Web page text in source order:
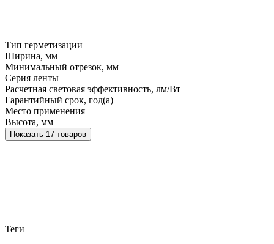
Тип герметизации
Ширина, мм
Минимальный отрезок, мм
Серия ленты
Расчетная световая эффективность, лм/Вт
Гарантийный срок, год(а)
Место применения
Высота, мм
Показать 17 товаров
Теги